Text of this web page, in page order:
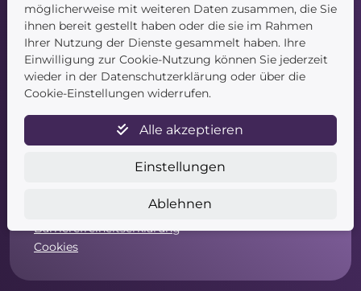
Service
Newsletter
Datenschutz
Widerrufsformular
Barrierefreiheitserklärung
Cookies
möglicherweise mit weiteren Daten zusammen, die Sie
ihnen bereit gestellt haben oder die sie im Rahmen
Ihrer Nutzung der Dienste gesammelt haben. Ihre
Einwilligung zur Cookie-Nutzung können Sie jederzeit
wieder in der Datenschutzerklärung oder über die
Cookie-Einstellungen widerrufen.
Alle akzeptieren
Einstellungen
Ablehnen